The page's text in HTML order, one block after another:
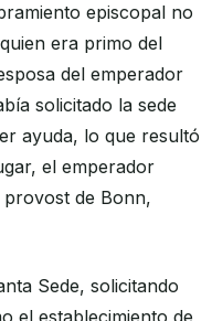
episcopal no
era primo del
del emperador
solicitado la sede
ayuda, lo que resultó
el emperador
de Bonn,
Sede, solicitando
el establecimiento de